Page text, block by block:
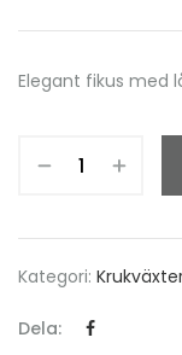
Elegant fikus med
Kategori:
Dela: